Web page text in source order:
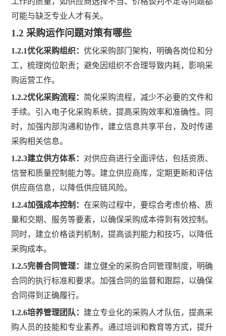
可能与缺乏专业人才有关。
1.2 采购运作问题对策有哪些
1.2.1优化采购组织：优化采购部门架构，明确各岗位和分
工，梳理岗位职责；避免因组织不合理导致内耗，影响采
购运营工作。
1.2.2优化采购流程： 简化采购流程，减少不必要的文件和
手续。引入电子化采购系统，提高采购效率和准确性。同
时，加强内部沟通和协作，建立信息共享平台，及时传递
采购相关信息。
1.2.3建立供方体系： 对供应商进行全面评估，包括资质、
信誉和质量控制能力等。建立供应商库，定期更新和评估
供应商信息，以降低供应链风险。
1.2.4加强成本控制 ：在采购过程中，要综合考虑价格、质
量和交期、服务等要素，以确保采购成本得到有效控制。
同时，建立价格谈判机制，提高谈判能力和技巧，以降低
采购成本。
1.2.5完善合同管理： 建立健全的采购合同管理制度，明确
合同的执行标准和要求。加强合同的监督和跟踪，以确保
合同得到正确履行。
1.2.6培养管理团队： 建立专业化的采购人才队伍，提高采
购人员的技能和专业素养。通过培训和教育等方式，提升